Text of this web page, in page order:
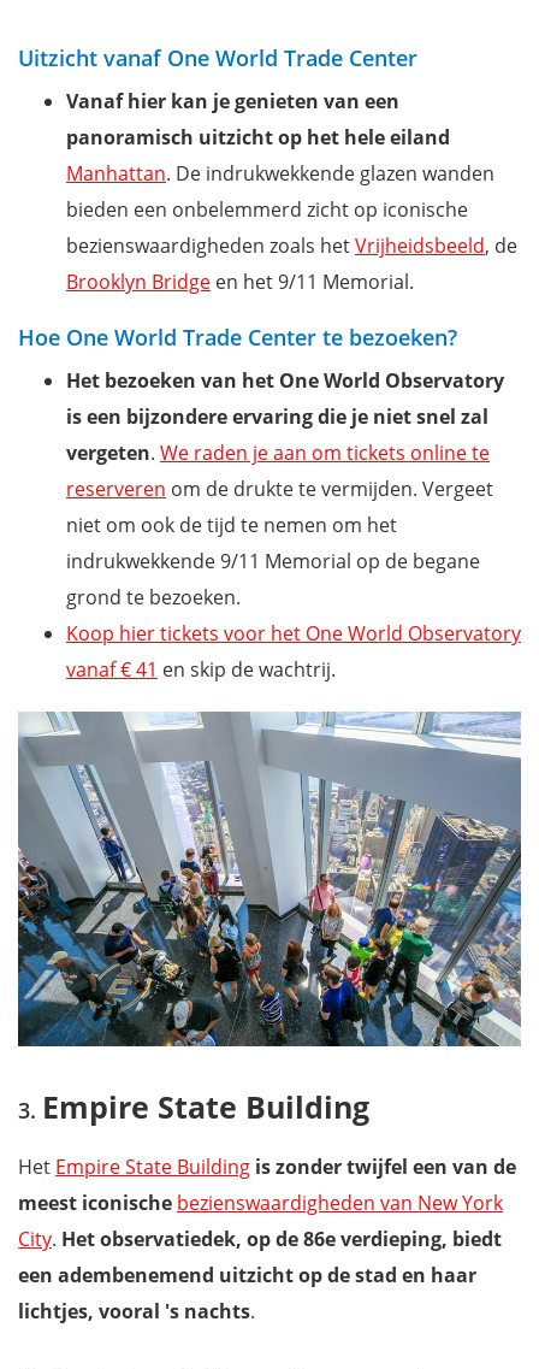
Uitzicht vanaf One World Trade Center
Vanaf hier kan je genieten van een
panoramisch uitzicht op het hele eiland
Manhattan. De indrukwekkende glazen wanden
bieden een onbelemmerd zicht op iconische
bezienswaardigheden zoals hetVrijheidsbeeld, de
Brooklyn Bridge en het 9/11 Memorial.
Hoe One World Trade Center te bezoeken?
Het bezoeken van het One World Observatory
is een bijzondere ervaring die je niet snel zal
vergeten. We raden je aan om tickets online te
reserveren om de drukte te vermijden. Vergeet
niet om ook de tijd te nemen om het
indrukwekkende 9/11 Memorial op de begane
grond te bezoeken.
Koop hier tickets voor het One World Observatory
vanaf € 41 en skip de wachtrij.
Empire State Building
Het Empire State Building is zonder twijfel een van de
meest iconische bezienswaardigheden van New York
City. Het observatiedek, op de 86e verdieping, biedt
een adembenemend uitzicht op de stad en haar
lichtjes, vooral 's nachts.